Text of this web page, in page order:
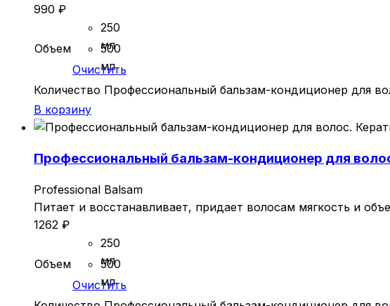
990 ₽
Объем
250
мл
500
мл
Очистить
Количество Профессиональный бальзам-кондиционер для
В корзину
Профессиональный бальзам-кондиционер для
Professional Balsam
Питает и восстанавливает, придает волосам мягкость и
1262 ₽
Объем
250
мл
500
мл
Очистить